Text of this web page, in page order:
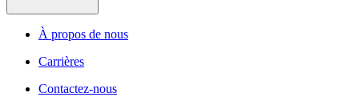
À propos de nous
Carrières
Contactez-nous